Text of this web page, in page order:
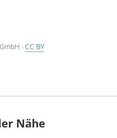
· CC BY
Nähe